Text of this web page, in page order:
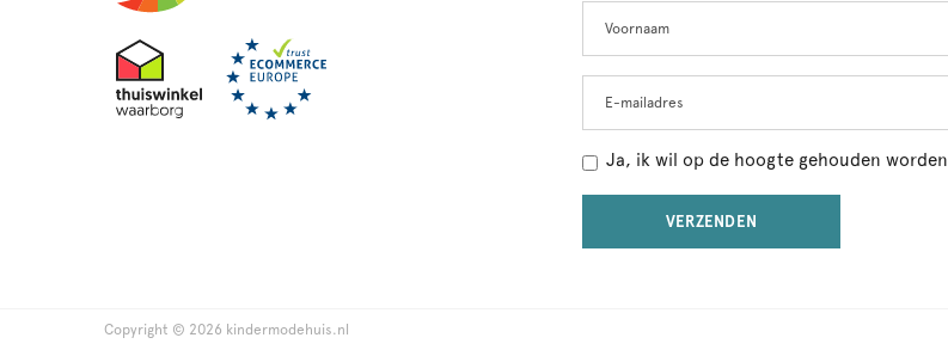
this
field
blank
Ja, ik wil op de hoogte gehouden worden
VERZENDEN
Copyright © 2026 kindermodehuis.nl